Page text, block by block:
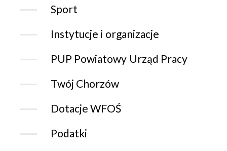
Sport
Instytucje i organizacje
PUP Powiatowy Urząd Pracy
Twój Chorzów
Dotacje WFOŚ
Podatki